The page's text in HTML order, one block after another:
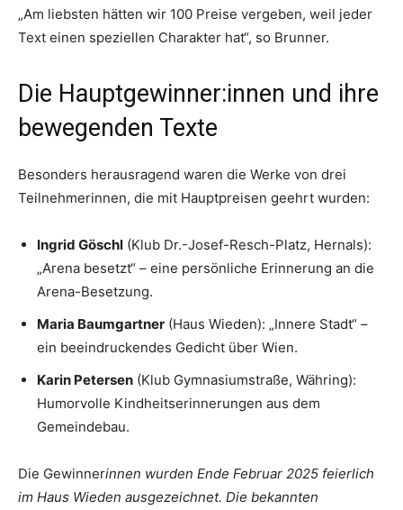
„Am liebsten hätten wir 100 Preise vergeben, weil jeder
Text einen speziellen Charakter hat“, so Brunner.
Die Hauptgewinner:innen und ihre
bewegenden Texte
Besonders herausragend waren die Werke von drei
Teilnehmerinnen, die mit Hauptpreisen geehrt wurden:
Ingrid Göschl (Klub Dr.-Josef-Resch-Platz, Hernals):
„Arena besetzt“ – eine persönliche Erinnerung an die
Arena-Besetzung.
Maria Baumgartner (Haus Wieden): „Innere Stadt“ –
ein beeindruckendes Gedicht über Wien.
Karin Petersen (Klub Gymnasiumstraße, Währing):
Humorvolle Kindheitserinnerungen aus dem
Gemeindebau.
Die Gewinnerinnen wurden Ende Februar 2025 feierlich
im Haus Wieden ausgezeichnet. Die bekannten